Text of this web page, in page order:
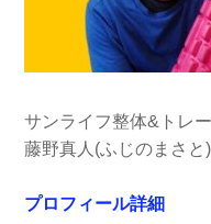
サンライフ整体&トレ
藤野真人(ふじのまさと)
プロフィール詳細